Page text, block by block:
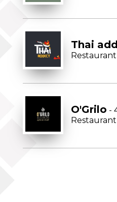
Thai
Restaurant
O'Grilo -
Restaurant